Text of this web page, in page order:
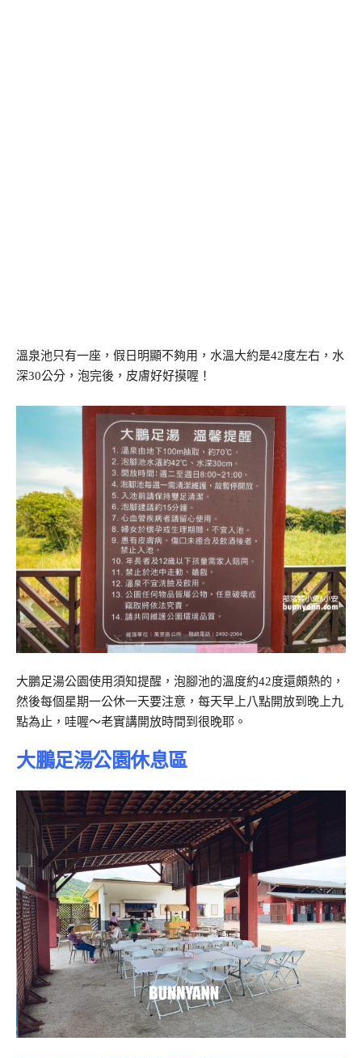
溫泉池只有一座，假日明顯不夠用，水溫大約是42度左右，水
深30公分，泡完後，皮膚好好摸喔！
大鵬足湯公園使用須知提醒，泡腳池的溫度約42度還頗熱的，
然後每個星期一公休一天要注意，每天早上八點開放到晚上九
點為止，哇喔～老實講開放時間到很晚耶。
大鵬足湯公園休息區